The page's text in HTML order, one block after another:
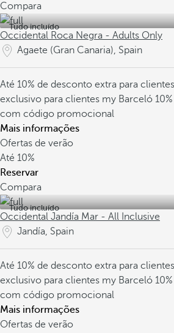
Compara
Tudo incluído
Occidental Roca Negra - Adults Only
Agaete (Gran Canaria), Spain
Até 10% de desconto extra para
exclusivo para clientes my Barceló
com código promocional
Mais informações
Ofertas de verão
Até 10%
Reservar
Compara
Tudo incluído
Occidental Jandía Mar - All Inclusive
Jandía, Spain
Até 10% de desconto extra para
exclusivo para clientes my Barceló
com código promocional
Mais informações
Ofertas de verão